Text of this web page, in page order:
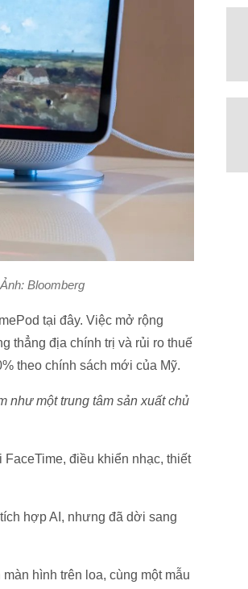
Bloomberg
tại đây. Việc mở rộng
thẳng địa chính trị và rủi ro thuế
theo chính sách mới của Mỹ.
như một trung tâm sản xuất chủ
điều khiển nhạc, thiết
hợp AI, nhưng đã dời sang
hình trên loa, cùng một mẫu